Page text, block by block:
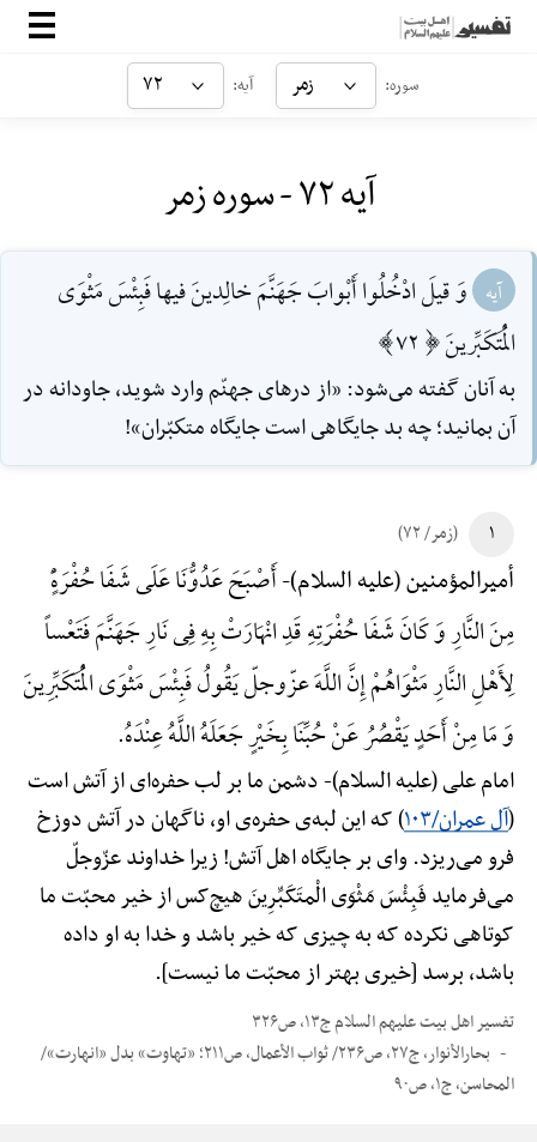
صفحه‌اصلی
ارتباط با ما
سوره: زمر آیه: ۷۲
آیه ۷۲ - سوره زمر
آیه وَ قيلَ ادْخُلُوا أَبْوابَ جَهَنَّمَ خالِدينَ فيها فَبِئْسَ مَثْوَى
الْمُتَكَبِّرينَ [72]
به آنان گفته مى‌شود: «از درهاى جهنّم وارد شويد، جاودانه در
آن بمانيد؛ چه بد جايگاهى است جايگاه متكبّران»!
۱ (زمر/ ۷۲)
أمیرالمؤمنین (علیه السلام)-أَصْبَحَ عَدُوُّنَا عَلَی شَفَا حُفْرَهًٍْ
مِنَ النَّارِ وَ کَانَ شَفَا حُفْرَتِهِ قَدِ انْهَارَتْ بِهِ فِی نَارِ جَهَنَّمَ فَتَعْساً
لِأَهْلِ النَّارِ مَثْوَاهُمْ إِنَّ اللَّهَ عزّوجلّ یَقُولُ فَبِئْسَ مَثْوَی الْمُتَکَبِّرِینَ
وَ مَا مِنْ أَحَدٍ یَقْصُرُ عَنْ حُبِّنَا بِخَیْرٍ جَعَلَهُ اللَّهُ عِنْدَهُ.
امام علی (علیه السلام)-دشمن ما بر لب حفره‌ای از آتش است
(آل عمران/۱۰۳
) که این لبه‌ی حفره‌ی او، ناگهان در آتش دوزخ
فرو می‌ریزد. وای بر جایگاه اهل آتش! زیرا خداوند عزّوجلّ
می‌فرماید فَبِئْسَ مَثْوَی الْمتَکَبِّرِینَ هیچ‌کس از خیر محبّت ما
کوتاهی نکرده که به چیزی که خیر باشد و خدا به او داده
باشد، برسد [خیری بهتر از محبّت ما نیست].
تفسیر اهل بیت علیهم السلام ج۱۳، ص۳۲۶
بحارالأنوار، ج۲۷، ص۲۳۶/ ثواب الأعمال، ص۲۱۱؛ «تهاوت» بدل «انهارت»/
المحاسن، ج۱، ص۹۰